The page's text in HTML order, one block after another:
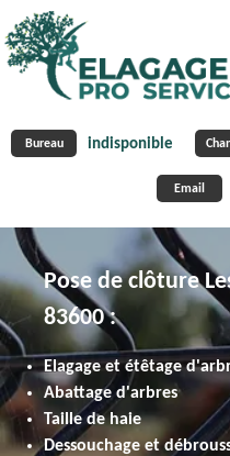
Bureau indisponible
Email
Pose de clôture
83600 :
Elagage et étêtage
Abattage d'arbres
Taille de haie
Dessouchage et